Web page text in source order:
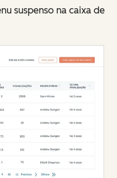
suspenso na caixa de